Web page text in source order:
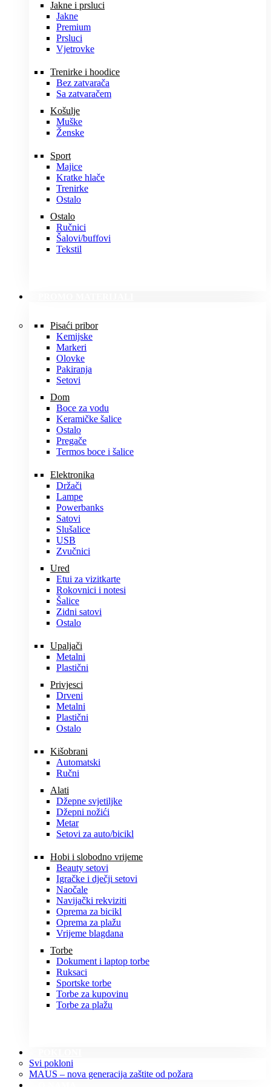
Jakne i prsluci
Jakne
Premium
Prsluci
Vjetrovke
Trenirke i hoodice
Bez zatvarača
Sa zatvaračem
Košulje
Muške
Ženske
Sport
Majice
Kratke hlače
Trenirke
Ostalo
Ostalo
Ručnici
Šalovi/buffovi
Tekstil
Pisaći pribor
Kemijske
Markeri
Olovke
Pakiranja
Setovi
Dom
Boce za vodu
Keramičke šalice
Ostalo
Pregače
Termos boce i šalice
Elektronika
Držači
Lampe
Powerbanks
Satovi
Slušalice
USB
Zvučnici
Ured
Etui za vizitkarte
Rokovnici i notesi
Šalice
Zidni satovi
Ostalo
Upaljači
Metalni
Plastični
Privjesci
Drveni
Metalni
Plastični
Ostalo
Kišobrani
Automatski
Ručni
Alati
Džepne svjetiljke
Džepni nožići
Metar
Setovi za auto/bicikl
Hobi i slobodno vrijeme
Beauty setovi
Igračke i dječji setovi
Naočale
Navijački rekviziti
Oprema za bicikl
Oprema za plažu
Vrijeme blagdana
Torbe
Dokument i laptop torbe
Ruksaci
Sportske torbe
Torbe za kupovinu
Torbe za plažu
Svi pokloni
MAUS – nova generacija zaštite od požara